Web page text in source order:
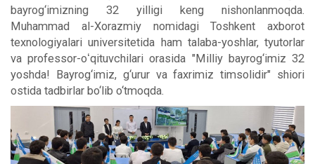
bayrog‘imizning 32 yilligi keng nishonlanmoqda.
Muhammad al-Xorazmiy nomidagi Toshkent axborot
texnologiyalari universitetida ham talaba-yoshlar, tyutorlar
va professor-oʻqituvchilari orasida "Milliy bayrog‘imiz 32
yoshda! Bayrog‘imiz, g‘urur va faxrimiz timsolidir" shiori
ostida tadbirlar bo‘lib o‘tmoqda.